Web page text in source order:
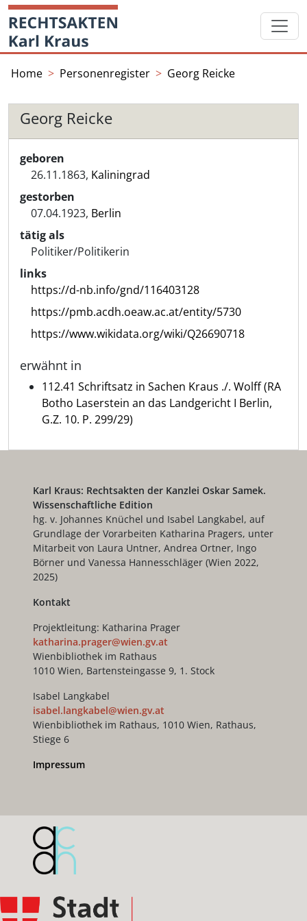
Skip
content
Startseite
Home Personenregister Georg Reicke
Georg Reicke
geboren
26.11.1863, Kaliningrad
gestorben
07.04.1923, Berlin
tätig als
Politiker/Politikerin
links
https://d-nb.info/gnd/116403128
https://pmb.acdh.oeaw.ac.at/entity/5730
https://www.wikidata.org/wiki/Q26690718
erwähnt in
112.41 Schriftsatz in Sachen Kraus ./. Wolff (RA
Botho Laserstein an das Landgericht I Berlin,
G.Z. 10. P. 299/29)
Karl Kraus: Rechtsakten der Kanzlei Oskar Samek.
Wissenschaftliche Edition
hg. v. Johannes Knüchel und Isabel Langkabel, auf
Grundlage der Vorarbeiten Katharina Pragers, unter
Mitarbeit von Laura Untner, Andrea Ortner, Ingo
Börner und Vanessa Hannesschläger (Wien 2022,
2025)
Kontakt
Projektleitung: Katharina Prager
katharina.prager@wien.gv.at
Wienbibliothek im Rathaus
1010 Wien, Bartensteingasse 9, 1. Stock
Isabel Langkabel
isabel.langkabel@wien.gv.at
Wienbibliothek im Rathaus, 1010 Wien, Rathaus,
Stiege 6
Impressum